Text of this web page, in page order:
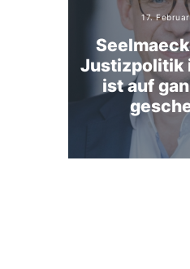
17.
Justizpolitik
ist auf